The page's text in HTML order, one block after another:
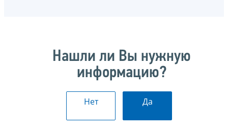
Нашли ли Вы нужную
информацию?
Нет Да